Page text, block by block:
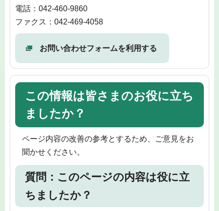
電話：042-460-9860
ファクス：042-469-4058
お問い合わせフォームを利用する
この情報は皆さまのお役に立ち
ましたか？
ページ内容の改善の参考とするため、ご意見をお
聞かせください。
質問：このページの内容は役に立
ちましたか？